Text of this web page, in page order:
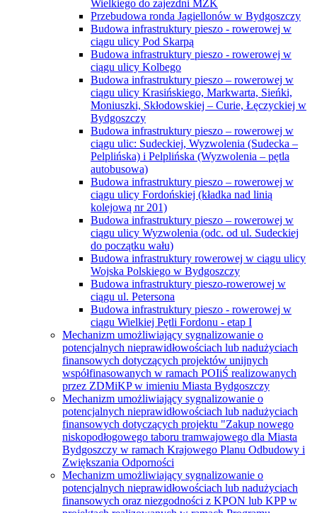
Wielkiego do zajezdni MZK
Przebudowa ronda Jagiellonów w Bydgoszczy
Budowa infrastruktury pieszo - rowerowej w
ciągu ulicy Pod Skarpą
Budowa infrastruktury pieszo - rowerowej w
ciągu ulicy Kolbego
Budowa infrastruktury pieszo – rowerowej w
ciągu ulicy Krasińskiego, Markwarta, Sieńki,
Moniuszki, Skłodowskiej – Curie, Łęczyckiej w
Bydgoszczy
Budowa infrastruktury pieszo – rowerowej w
ciągu ulic: Sudeckiej, Wyzwolenia (Sudecka –
Pelplińska) i Pelplińska (Wyzwolenia – pętla
autobusowa)
Budowa infrastruktury pieszo – rowerowej w
ciągu ulicy Fordońskiej (kładka nad linią
kolejową nr 201)
Budowa infrastruktury pieszo – rowerowej w
ciągu ulicy Wyzwolenia (odc. od ul. Sudeckiej
do początku wału)
Budowa infrastruktury rowerowej w ciągu ulicy
Wojska Polskiego w Bydgoszczy
Budowa infrastruktury pieszo-rowerowej w
ciągu ul. Petersona
Budowa infrastruktury pieszo - rowerowej w
ciągu Wielkiej Pętli Fordonu - etap I
Mechanizm umożliwiający sygnalizowanie o
potencjalnych nieprawidłowościach lub nadużyciach
finansowych dotyczących projektów unijnych
współfinasowanych w ramach POIiŚ realizowanych
przez ZDMiKP w imieniu Miasta Bydgoszczy
Mechanizm umożliwiający sygnalizowanie o
potencjalnych nieprawidłowościach lub nadużyciach
finansowych dotyczących projektu "Zakup nowego
niskopodłogowego taboru tramwajowego dla Miasta
Bydgoszczy w ramach Krajowego Planu Odbudowy i
Zwiększania Odporności
Mechanizm umożliwiający sygnalizowanie o
potencjalnych nieprawidłowościach lub nadużyciach
finansowych oraz niezgodności z KPON lub KPP w